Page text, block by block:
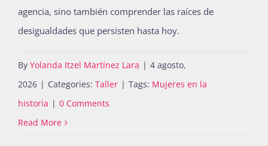
agencia, sino también comprender las raíces de
desigualdades que persisten hasta hoy.
By Yolanda Itzel Martínez Lara | 4 agosto,
2026 | Categories: Taller | Tags: Mujeres en la
historia | 0 Comments
Read More